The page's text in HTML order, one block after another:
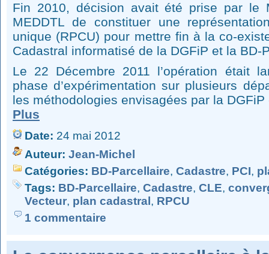
Fin 2010, décision avait été prise par le
MEDDTL de constituer une
unique (RPCU) pour mettre fin à la co-
Cadastral informatisé de la DGFiP et la BD-
Le 22 Décembre 2011 l’opération était
phase d’expérimentation sur plusieurs
les méthodologies envisagées par la DGFiP
Plus
Date: 24 mai 2012
Auteur: Jean-Michel
Catégories: BD-Parcellaire, Cadastre, PCI,
Tags: BD-Parcellaire, Cadastre, CLE,
Vecteur, plan cadastral , RPCU
1 commentaire